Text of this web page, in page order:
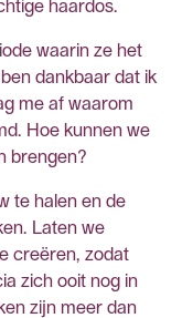
haardos.
waarin ze het
dankbaar dat ik
me af waarom
Hoe kunnen we
brengen?
te halen en de
Laten we
creëren, zodat
zich ooit nog in
zijn meer dan